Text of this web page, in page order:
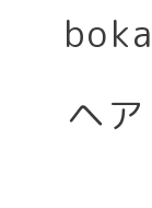
ヘ